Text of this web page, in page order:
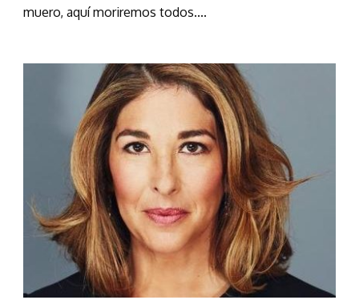
muero, aquí moriremos todos....